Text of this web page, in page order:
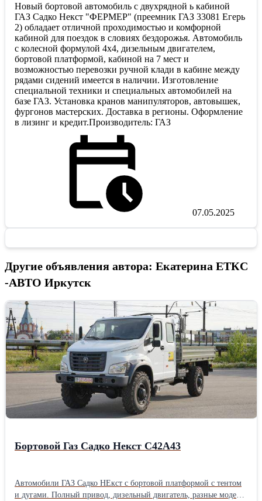
Новый бортовой автомобиль с двухрядной ь кабиной
ГАЗ Садко Некст "ФЕРМЕР" (преемник ГАЗ 33081 Егерь
2) обладает отличной проходимостью и комфорной
кабиной для поездок в словиях бездорожья. Автомобиль
с колесной формулой 4х4, дизельным двигателем,
бортовой платформой, кабиной на 7 мест и
возможностью перевозки ручной клади в кабине между
рядами сидений имеется в наличии. Изготовление
специальной техники и специальных автомобилей на
базе ГАЗ. Установка кранов манипуляторов, автовышек,
фургонов мастерских. Доставка в регионы. Оформление
в лизинг и кредит.Производитель: ГАЗ
07.05.2025
Другие объявления автора: Екатерина ЕТКС
-АВТО Иркутск
Бортовой Газ Садко Некст С42А43
Автомобили ГАЗ Садко НЕкст с бортовой платформой с тентом
и дугами. Полный привод, дизельный двигатель, разные модели